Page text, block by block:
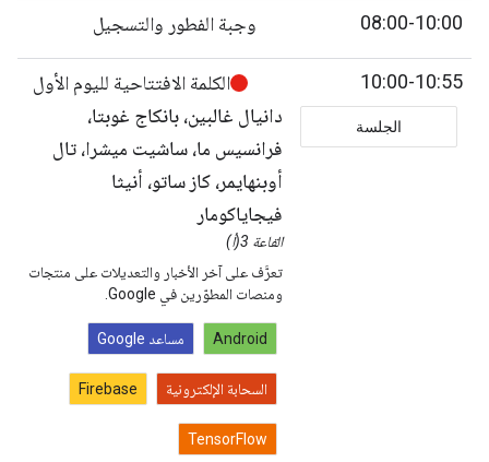
08:00-10:00 وجبة الفطور والتسجيل
10:00-10:55
الجلسة
الكلمة الافتتاحية لليوم الأول
دانيال غالبين، بانكاج غوبتا،
فرانسيس ما، ساشيت ميشرا، تال
أوبنهايمر، كاز ساتو، أنيثا
فيجاياكومار
القاعة 3(أ)
تعرَّف على آخر الأخبار والتعديلات على منتجات
ومنصات المطوّرين في Google.
Android مساعد Google
السحابة الإلكترونية Firebase
TensorFlow